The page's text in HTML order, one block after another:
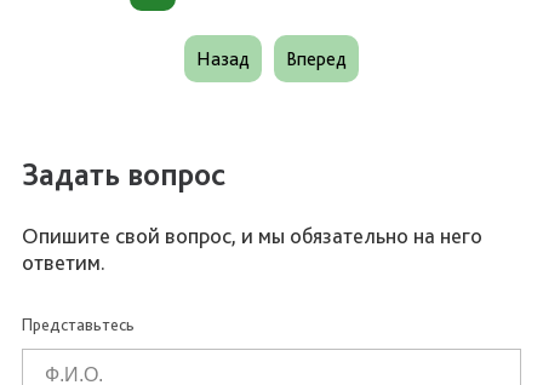
Назад Вперед
Задать вопрос
Опишите свой вопрос, и мы обязательно на него
ответим.
Представьтесь